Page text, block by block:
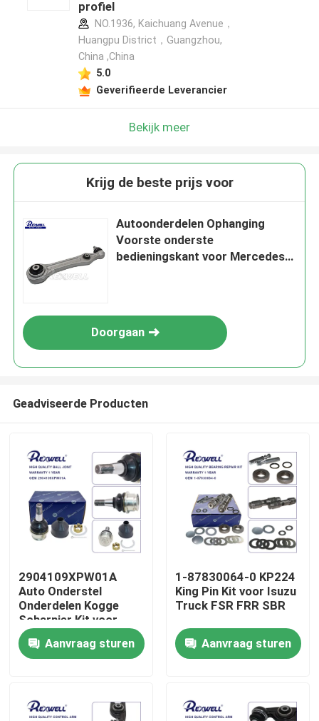
Huis
Video's
profiel
NO.1936, Kaichuang Avenue，
Huangpu District，Guangzhou,
China ,China
5.0
Geverifieerde Leverancier
Bekijk meer
Krijg de beste prijs voor
Autoonderdelen Ophanging
Voorste onderste
bedieningskant voor Mercedes-
Doorgaan
Geadviseerde Producten
2904109XPW01A
Auto Onderstel
Onderdelen Kogge
Scharnier Kit voor
Great Wall
Aanvraag sturen
1-87830064-0 KP224
King Pin Kit voor Isuzu
Truck FSR FRR SBR
Aanvraag sturen